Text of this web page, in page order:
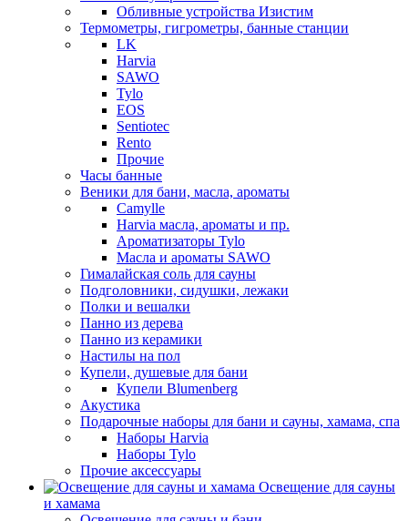
Обливные устройства Изистим
Термометры, гигрометры, банные станции
LK
Harvia
SAWO
Tylo
EOS
Sentiotec
Rento
Прочие
Часы банные
Веники для бани, масла, ароматы
Camylle
Harvia масла, ароматы и пр.
Ароматизаторы Tylo
Масла и ароматы SAWO
Гималайская соль для сауны
Подголовники, сидушки, лежаки
Полки и вешалки
Панно из дерева
Панно из керамики
Настилы на пол
Купели, душевые для бани
Купели Blumenberg
Акустика
Подарочные наборы для бани и сауны, хамама, спа
Наборы Harvia
Наборы Tylo
Прочие аксессуары
Освещение для сауны
и хамама